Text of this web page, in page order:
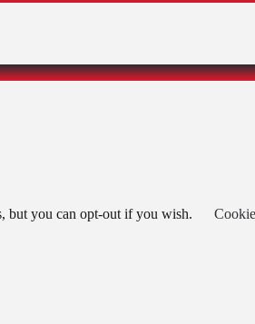
but you can opt-out if you wish.